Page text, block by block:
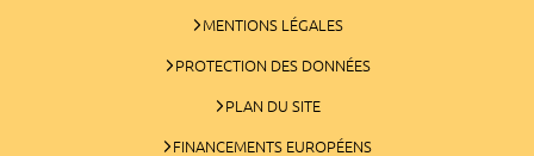
MENTIONS LÉGALES
PROTECTION DES DONNÉES
PLAN DU SITE
FINANCEMENTS EUROPÉENS